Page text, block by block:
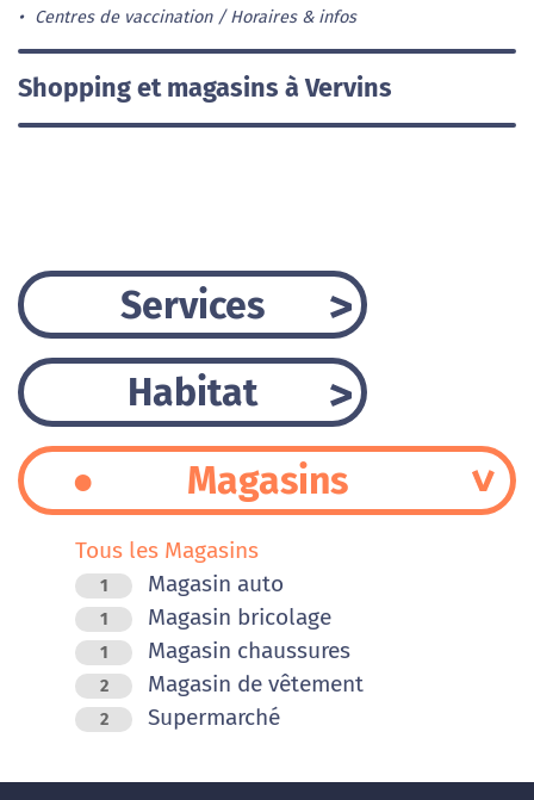
Centres de vaccination Horaires & infos
Shopping et magasins à Vervins
Services
Habitat
Magasins
Tous les Magasins
1 Magasin auto
1 Magasin bricolage
1 Magasin chaussures
2 Magasin de vêtement
2 Supermarché